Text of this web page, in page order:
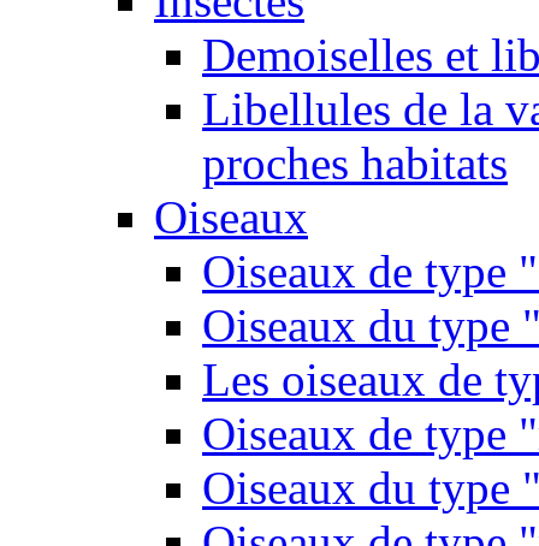
Demoiselles et
Libellules de la
proches habitats
Oiseaux
Oiseaux de type
Oiseaux du type
Les oiseaux de
Oiseaux de type
Oiseaux du type